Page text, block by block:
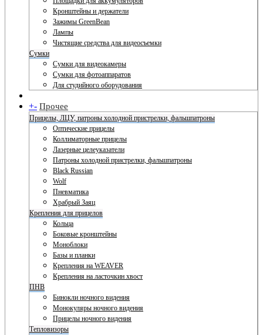
Кронштейны и держатели
Зажимы GreenBean
Лампы
Чистящие средства для видеосъемки
Сумки
Сумки для видеокамеры
Сумки для фотоаппаратов
Для студийного оборудования
+- Прочее
Прицелы, ЛЦУ, патроны холодной пристрелки, фальшпатроны
Оптические прицелы
Коллиматорные прицелы
Лазерные целеуказатели
Патроны холодной пристрелки, фальшпатроны
Black Russian
Wolf
Пневматика
Храбрый Заяц
Крепления для прицелов
Кольца
Боковые кронштейны
Моноблоки
Базы и планки
Крепления на WEAVER
Крепления на ласточкин хвост
ПНВ
Бинокли ночного видения
Монокуляры ночного видения
Прицелы ночного видения
Тепловизоры